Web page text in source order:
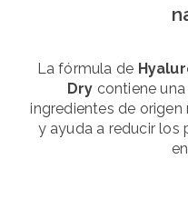
La fórmula de
Dry contiene
ingredientes de
y ayuda a reducir los